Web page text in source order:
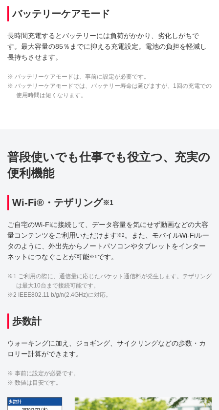
バッテリーケアモード
長時間充電するとバッテリーには負荷がかかり、劣化しがちで
す。最大容量の85％までに抑える充電設定。電池の負担を軽減し
長持ちさせます。
※ バッテリーケアモードは、事前に設定が必要です。
※ バッテリーケアモードでは、バッテリー寿命は延びますが、1回の充電での
使用時間は短くなります。
普段使いでも仕事でも役立つ、充実の
便利機能
Wi-Fi®・テザリング※1
ご自宅のWi-Fiに接続して、データ容量を気にせず動画などの大容
量コンテンツをご利用いただけます※2 。また、モバイルWi-Fiルー
タのように、外出先からノートパソコンやタブレットをインター
ネットにつなぐことが可能※1 です。
※1 ご利用の際に、通信量に応じたパケット通信料が発生します。テザリング
は最大10台まで接続可能です。
※2 IEEE802.11 b/g/n(2.4GHz)に対応。
歩数計
ウォーキングに加え、ジョギング、サイクリングなどの歩数・カ
ロリー計算ができます。
※ 事前に設定が必要です。
※ 数値は目安です。